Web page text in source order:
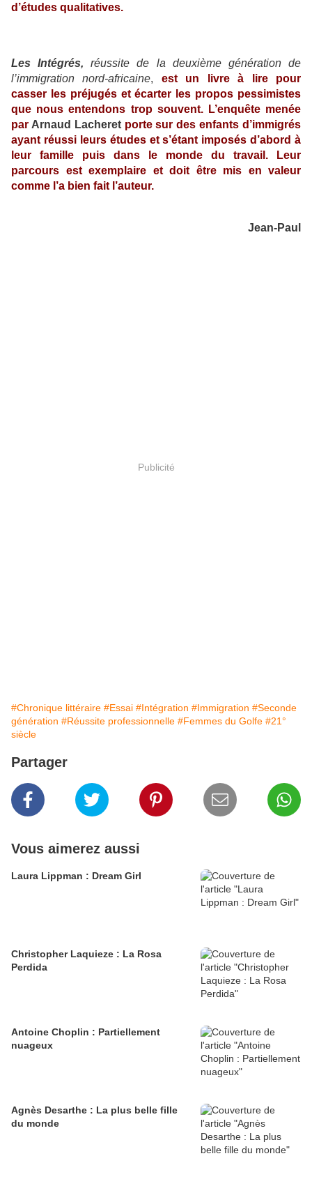
d’études qualitatives.
Les Intégrés,
réussite de la deuxième génération de
l’immigration nord-africaine, est un livre à lire pour
casser les préjugés et écarter les propos pessimistes
que nous entendons trop souvent.
L’enquête menée
par Arnaud Lacheret porte sur des enfants d’immigrés
ayant réussi leurs études et s’étant imposés d’abord à
leur famille puis dans le monde du travail. Leur
parcours est exemplaire et doit être mis en valeur
comme l’a bien fait l’auteur.
Jean-Paul
Publicité
#Chronique littéraire #Essai #Intégration #Immigration #Seconde
génération #Réussite professionnelle #Femmes du Golfe #21°
siècle
Partager
Vous aimerez aussi
Laura Lippman : Dream Girl
Christopher Laquieze : La Rosa
Perdida
Antoine Choplin : Partiellement
nuageux
Agnès Desarthe : La plus belle fille
du monde